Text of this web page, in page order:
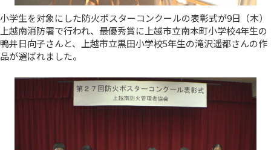
小学生を対象にした防火ポスターコンクールの表彰式が9日（木）
上越南消防署で行われ、最優秀賞に上越市立南本町小学校4年生の
鴨井日向子さんと、上越市立黒田小学校5年生の滝沢遥都さんの作
品が選ばれました。